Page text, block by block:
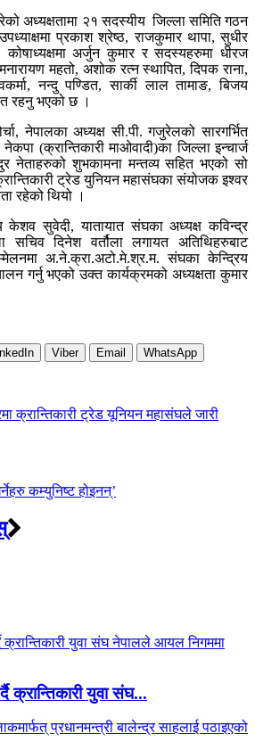
अध्यक्षतामा २१ सदस्यीय जिल्ला समिति गठन
प्रकाश श्रेष्ठ, राजकुमार थापा, सुधीर
कोषाध्यक्षमा अर्जुन कुमार र सदस्यहरुमा धीरज
महतो, अशोक रत्न स्थापित, दिपक राना,
नन्दु पण्डित, सार्की लाल तामाङ, बिजय
रहनु भएको छ ।
नेपालका अध्यक्ष सी.पी. गजुरेलको सारगर्भित
(क्रान्तिकारी माओवादी)का जिल्ला इन्चार्ज
नेताहरुको शुभकामना मन्तव्य सहित भएको सो
ट्रेड युनियन महासंघका संयोजक इश्वर
रहेको थियो ।
केशव सुवेदी, यातायात संघका अध्यक्ष कविन्द्र
सचिव दिनेश वर्तौला लगायत अतिथिहरुबाट
अ.ने.क्रा.अटो.मे.श्र.म. संघका केन्द्रिय
गर्नु भएको उक्त कार्यक्रमको अध्यक्षता कुमार
Viber Email WhatsApp
क्रान्तिकारी ट्रेड यूनियन महासंघले जारी
कम्युनिष्ट होइनन्’
क्रान्तिकारी युवा संघ...